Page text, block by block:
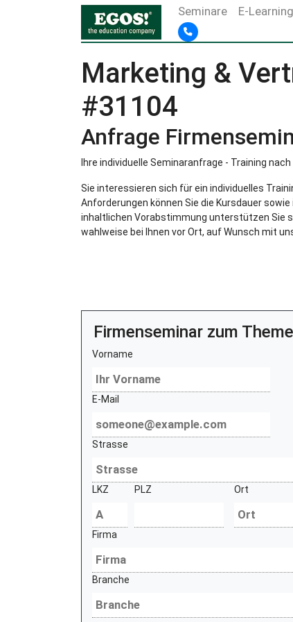
Seminare E-Learning
Marketing &
#31104
Anfrage
Ihre individuelle Seminaranfrage - Training nach
Sie interessieren sich für ein individuelles
Anforderungen können Sie die Kursdauer
inhaltlichen Vorabstimmung unterstützen Sie
wahlweise bei Ihnen vor Ort, auf Wunsch mit
Firmenseminar zum
Vorname
E-Mail
Strasse
LKZ PLZ Ort
Firma
Branche